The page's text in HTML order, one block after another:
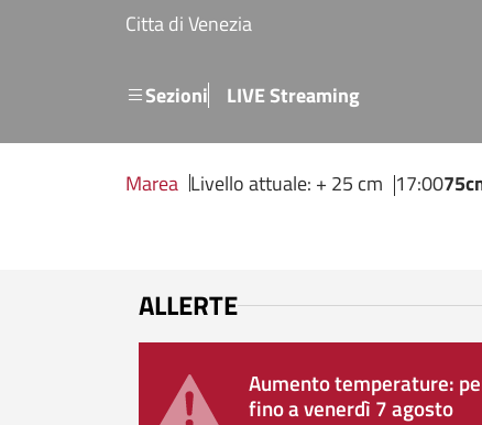
Salta al contenuto principale
Citta di Venezia
SezioniMenu secondario
LIVE Streaming
Marea Livello attuale: + 25 cm 17:00
ALLERTE
Aumento temperature:
fino a venerdì 7 agosto